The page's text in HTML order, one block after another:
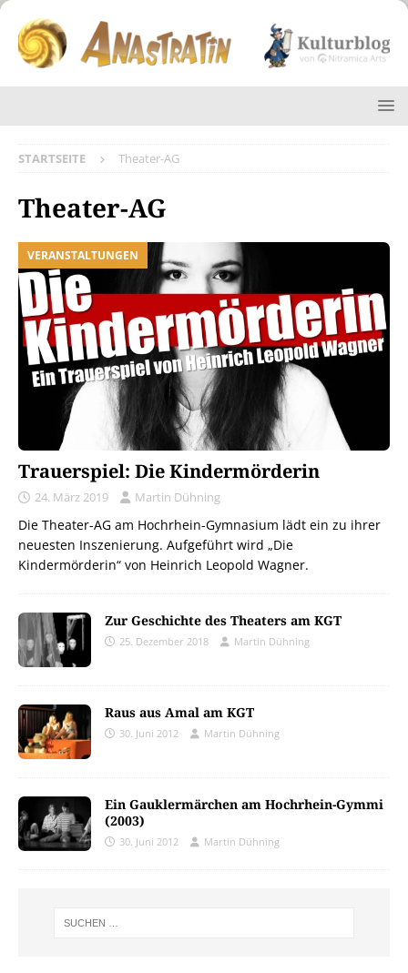
STARTSEITE Theater-AG
Theater-AG
VERANSTALTUNGEN
Trauerspiel: Die Kindermörderin
24. März 2019 Martin Dühning
Die Theater-AG am Hochrhein-Gymnasium lädt ein zu ihrer
neuesten Inszenierung. Aufgeführt wird „Die
Kindermörderin“ von Heinrich Leopold Wagner.
Zur Geschichte des Theaters am KGT
25. Dezember 2018 Martin Dühning
Raus aus Amal am KGT
30. Juni 2012 Martin Dühning
Ein Gauklermärchen am Hochrhein-Gymmi
(2003)
30. Juni 2012 Martin Dühning